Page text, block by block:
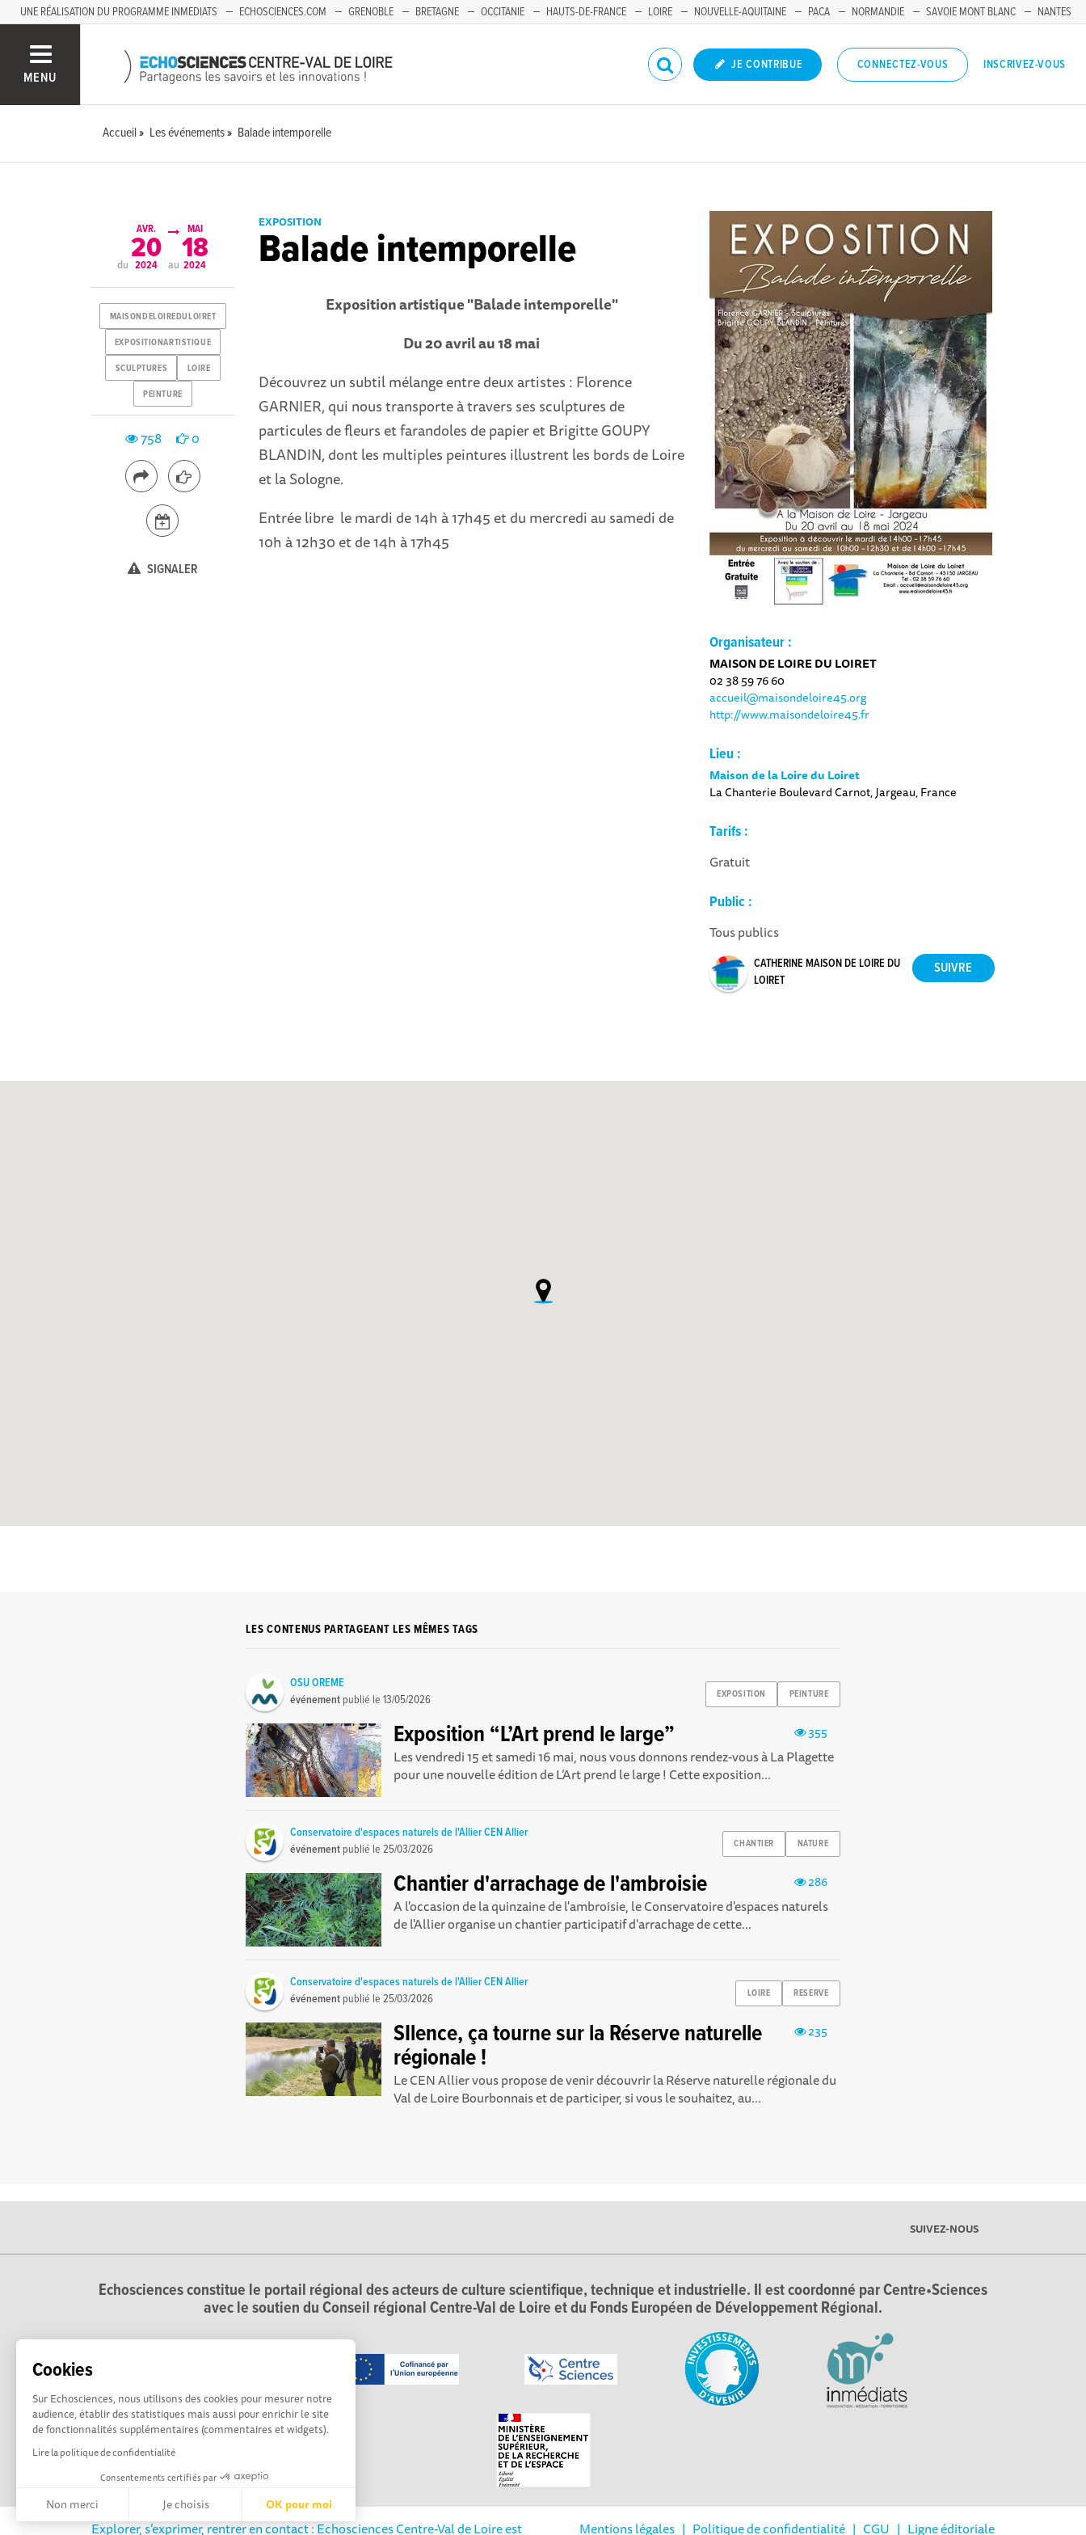
Cookies
Sur Echosciences, nous utilisons des cookies pour mesurer notre
audience, établir des statistiques mais aussi pour enrichir le site
de fonctionnalités supplémentaires (commentaires et widgets).
Lire la politique de confidentialité
Consentements certifiés par
Non merci Je choisis OK pour moi
Axeptio consent
UNE RÉALISATION DU PROGRAMME INMEDIATS ECHOSCIENCES.COM GRENOBLE BRETAGNE OCCITANIE HAUTS-DE-FRANCE LOIRE NOUVELLE-AQUITAINE PACA NORMANDIE SAVOIE MONT BLANC
NANTES
MENU
JE CONTRIBUE CONNECTEZ-VOUS INSCRIVEZ-VOUS
Accueil Les événements Balade intemporelle
EXPOSITION
Balade intemporelle
Exposition artistique "Balade intemporelle"
Du 20 avril au 18 mai
Découvrez un subtil mélange entre deux artistes : Florence
GARNIER, qui nous transporte à travers ses sculptures de
particules de fleurs et farandoles de papier et Brigitte GOUPY
BLANDIN, dont les multiples peintures illustrent les bords de Loire
et la Sologne.
Entrée libre le mardi de 14h à 17h45 et du mercredi au samedi de
10h à 12h30 et de 14h à 17h45
Organisateur :
MAISON DE LOIRE DU LOIRET
02 38 59 76 60
accueil@maisondeloire45.org
http://www.maisondeloire45.fr
Lieu :
Maison de la Loire du Loiret
La Chanterie Boulevard Carnot, Jargeau, France
Tarifs :
Gratuit
Public :
Tous publics
CATHERINE MAISON DE LOIRE DU
LOIRET
du
AVR.
20
2024 au
MAI
18
2024
MAISONDELOIREDULOIRET
EXPOSITIONARTISTIQUE
SCULPTURES LOIRE
PEINTURE
758 0
SIGNALER
LES CONTENUS PARTAGEANT LES MÊMES TAGS
EXPOSITION PEINTURE
OSU OREME
événement publié le13/05/2026
355
Exposition “L’Art prend le large”
Les vendredi 15 et samedi 16 mai, nous vous donnons rendez-vous à La Plagette
pour une nouvelle édition de L’Art prend le large ! Cette exposition...
CHANTIER NATURE
Conservatoire d'espaces naturels de l'Allier CEN Allier
événement publié le25/03/2026
286
Chantier d'arrachage de l'ambroisie
A l'occasion de la quinzaine de l'ambroisie, le Conservatoire d'espaces naturels
de l'Allier organise un chantier participatif d'arrachage de cette...
LOIRE RESERVE
Conservatoire d'espaces naturels de l'Allier CEN Allier
événement publié le25/03/2026
235
SIlence, ça tourne sur la Réserve naturelle
régionale !
Le CEN Allier vous propose de venir découvrir la Réserve naturelle régionale du
Val de Loire Bourbonnais et de participer, si vous le souhaitez, au...
SUIVEZ-NOUS
Echosciences constitue le portail régional des acteurs de culture scientifique, technique et industrielle. Il est coordonné par Centre•Sciences
avec le soutien du Conseil régional Centre-Val de Loire et du Fonds Européen de Développement Régional.
Explorer, s’exprimer, rentrer en contact : Echosciences Centre-Val de Loire est Mentions légales| Politique de confidentialité| CGU | Ligne éditoriale